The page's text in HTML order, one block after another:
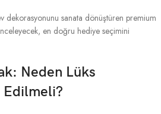
dekorasyonunu sanata dönüştüren premium
en doğru hediye seçimini
Neden Lüks
Edilmeli?